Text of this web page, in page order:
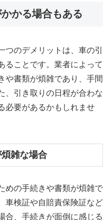
かる場合もある
つのデメリットは、車の引
ることです。業者によって
や書類が煩雑であり、手間
、引き取りの日程が合わな
必要があるかもしれませ
雑な場合
めの手続きや書類が煩雑で
車検証や自賠責保険証など
合、手続きが面倒に感じる